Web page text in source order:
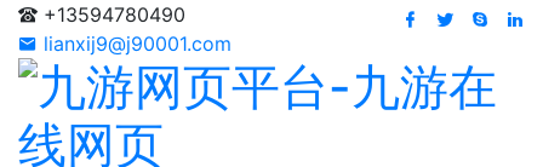
+13594780490
lianxij9@j90001.com